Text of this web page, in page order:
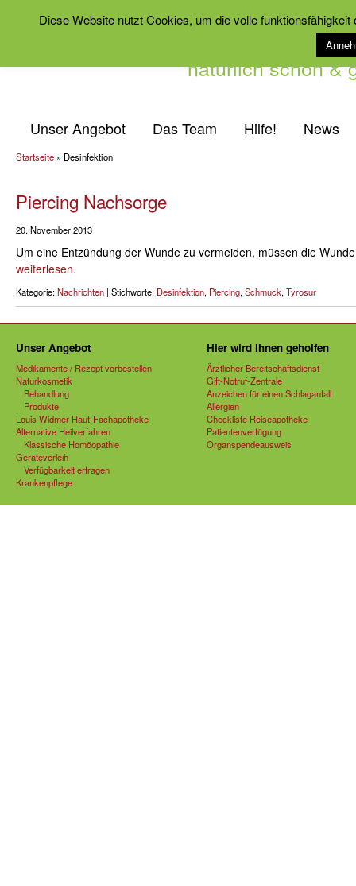
natürlich schön &
Unser Angebot Das Team Hilfe! News
Startseite » Desinfektion
Piercing Nachsorge
20. November 2013
Um eine Entzündung der Wunde zu vermeiden, müssen die
weiterlesen.
Kategorie:Nachrichten | Stichworte: Desinfektion, Piercing, Schmuck, Tyrosur
Unser Angebot
Medikamente / Rezept vorbestellen
Naturkosmetik
Behandlung
Produkte
Louis Widmer Haut-Fachapotheke
Alternative Heilverfahren
Klassische Homöopathie
Geräteverleih
Verfügbarkeit erfragen
Krankenpflege
Hier wird Ihnen geholfen
Ärztlicher Bereitschaftsdienst
Gift-Notruf-Zentrale
Anzeichen für einen Schlaganfall
Allergien
Checkliste Reiseapotheke
Patientenverfügung
Organspendeausweis
Diese Website nutzt Cookies, um die volle